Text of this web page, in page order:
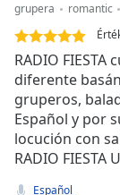
Loaded
0.00%
Stream
TypeLIVE
Seek to
live,
currently
behind
liveLIVE
grupera romantic
RADIO
diferente
gruperos,
Español y por
locución con
RADIO FIESTA
Español